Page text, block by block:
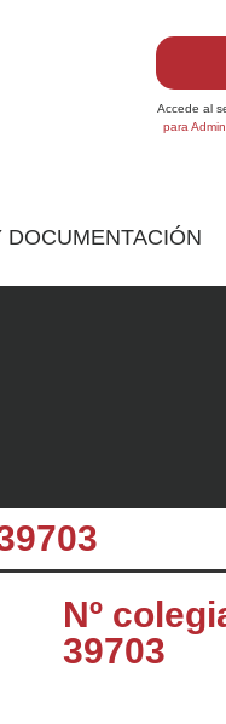
Accede al
para
DOCUMENTACIÓN
Nº
39703